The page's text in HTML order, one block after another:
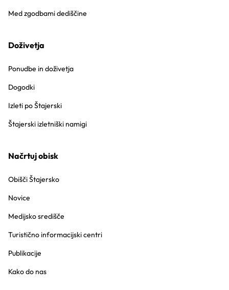
Med zgodbami dediščine
Doživetja
Ponudbe in doživetja
Dogodki
Izleti po Štajerski
Štajerski izletniški namigi
Načrtuj obisk
Obišči Štajersko
Novice
Medijsko središče
Turistično informacijski centri
Publikacije
Kako do nas